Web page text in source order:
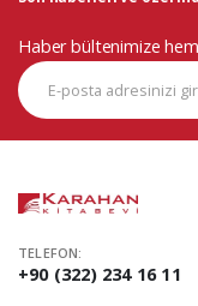
Haber bültenimize
TELEFON:
+90 (322) 234 16 11